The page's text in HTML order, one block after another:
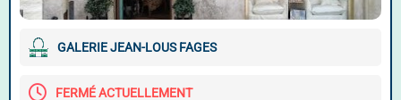
GALERIE JEAN-LOUS FAGES
FERMÉ ACTUELLEMENT